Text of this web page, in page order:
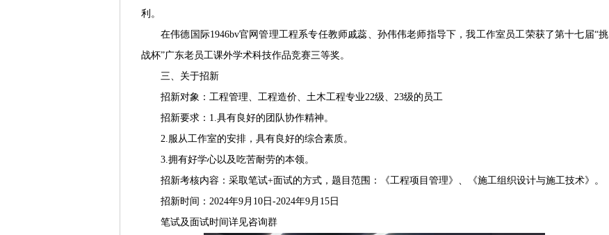
利。
在伟德国际1946bv官网管理工程系专任教师戚蕊、孙伟伟老师指导下，我工作室员工荣获了第十七届“挑
战杯”广东老员工课外学术科技作品竞赛三等奖。
三、关于招新
招新对象：工程管理、工程造价、土木工程专业22级、23级的员工
招新要求：1.具有良好的团队协作精神。
2.服从工作室的安排，具有良好的综合素质。
3.拥有好学心以及吃苦耐劳的本领。
招新考核内容：采取笔试+面试的方式，题目范围：《工程项目管理》、《施工组织设计与施工技术》。
招新时间：2024年9月10日-2024年9月15日
笔试及面试时间详见咨询群